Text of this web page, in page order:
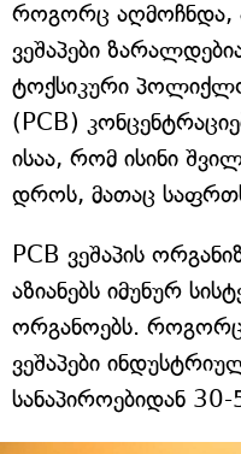
როგორც აღმოჩნდა,
ვეშაპები
ტოქსიკური
(PCB)
ისაა, რომ ისინი
დროს, მათაც
PCB ვეშაპის
აზიანებს იმუნურ
ორგანოებს.
ვეშაპები
სანაპიროებიდან